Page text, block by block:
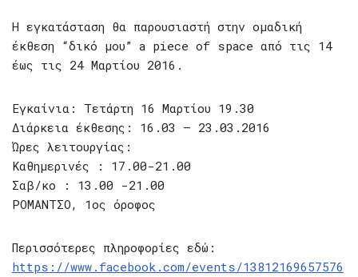
Η εγκατάσταση θα παρουσιαστή στην ομαδική
έκθεση “δικό μου” a piece of space από τις 14
έως τις 24 Μαρτίου 2016.
Εγκαίνια: Τετάρτη 16 Μαρτίου 19.30
Διάρκεια έκθεσης: 16.03 – 23.03.2016
Ώρες λειτουργίας:
Καθημερινές : 17.00-­21.00
Σαβ/κο : 13.00 -­21.00
ΡΟΜΑΝΤΣΟ, 1ος όροφος
Περισσότερες πληροφορίες εδώ:
https://www.facebook.com/events/13812169657576